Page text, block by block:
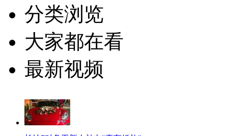
分类浏览
大家都在看
最新视频